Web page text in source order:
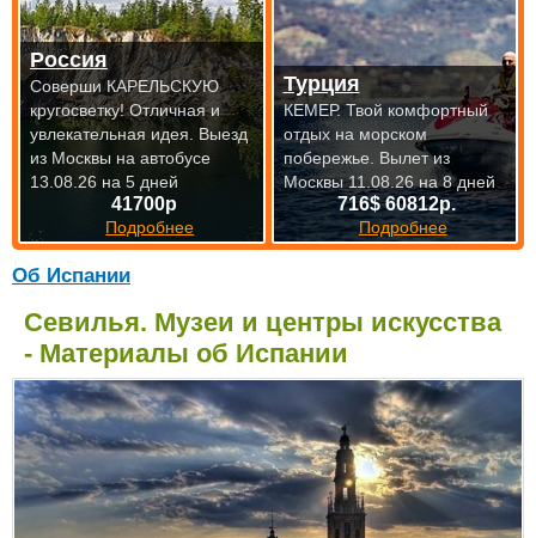
Об Испании
Севилья. Музеи и центры искусства
- Материалы об Испании
41700р
Подробнее
Россия
Соверши КАРЕЛЬСКУЮ
кругосветку! Отличная и
увлекательная идея. Выезд
из Москвы на автобусе
13.08.26 на 5 дней
716$ 60812р.
Подробнее
Турция
КЕМЕР. Твой комфортный
отдых на морском
побережье. Вылет из
Москвы 11.08.26 на 8 дней